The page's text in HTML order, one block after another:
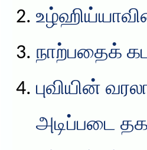
நாற்பதைக்
புவியின்
அடிப்படை